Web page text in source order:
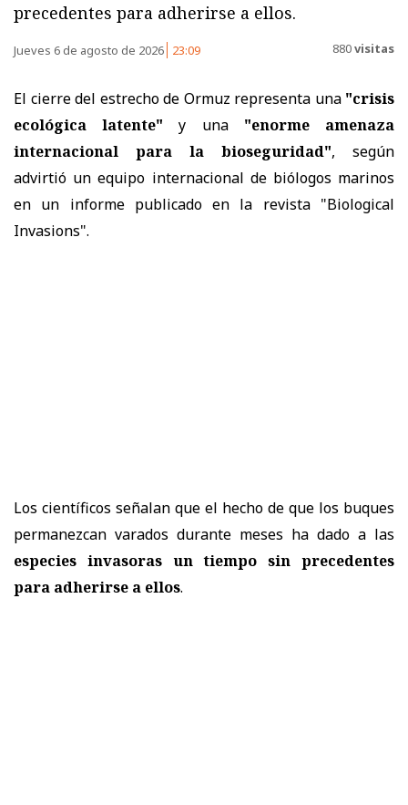
precedentes para adherirse a ellos.
Jueves 6 de agosto de 2026 23:09 880visitas
El cierre del estrecho de Ormuz representa una"crisis
ecológica latente" y una "enorme amenaza
internacional para la bioseguridad", según
advirtió un equipo internacional de biólogos marinos
en un informe publicado en la revista "Biological
Invasions".
Los científicos señalan que el hecho de que los buques
permanezcan varados durante meses ha dado a las
especies invasoras un tiempo sin precedentes
para adherirse a ellos.